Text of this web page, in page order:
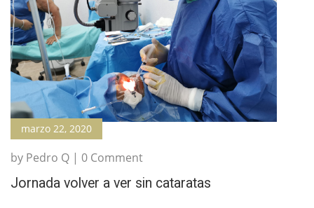
marzo 22, 2020
by Pedro Q | 0 Comment
Jornada volver a ver sin cataratas